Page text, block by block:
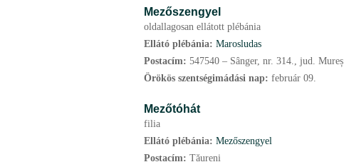
Mezőszengyel
oldallagosan ellátott plébánia
Ellátó plébánia: Marosludas
Postacím: 547540 – Sânger, nr. 314., jud. Mureș
Örökös szentségimádási nap: február 09.
Mezőtóhát
filia
Ellátó plébánia: Mezőszengyel
Postacím: Tăureni